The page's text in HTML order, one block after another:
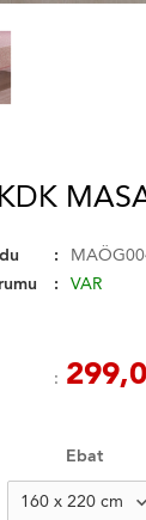
VAR
Ebat